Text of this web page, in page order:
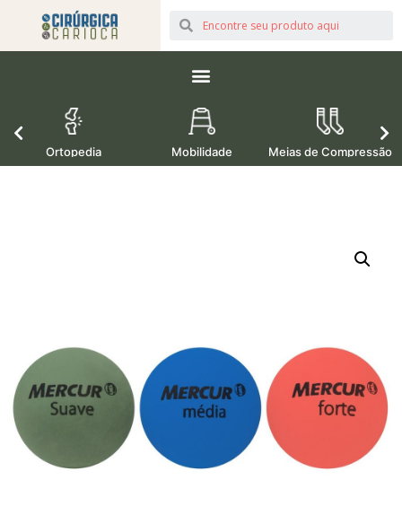
Ortopedia Mobilidade Meias de Compressão